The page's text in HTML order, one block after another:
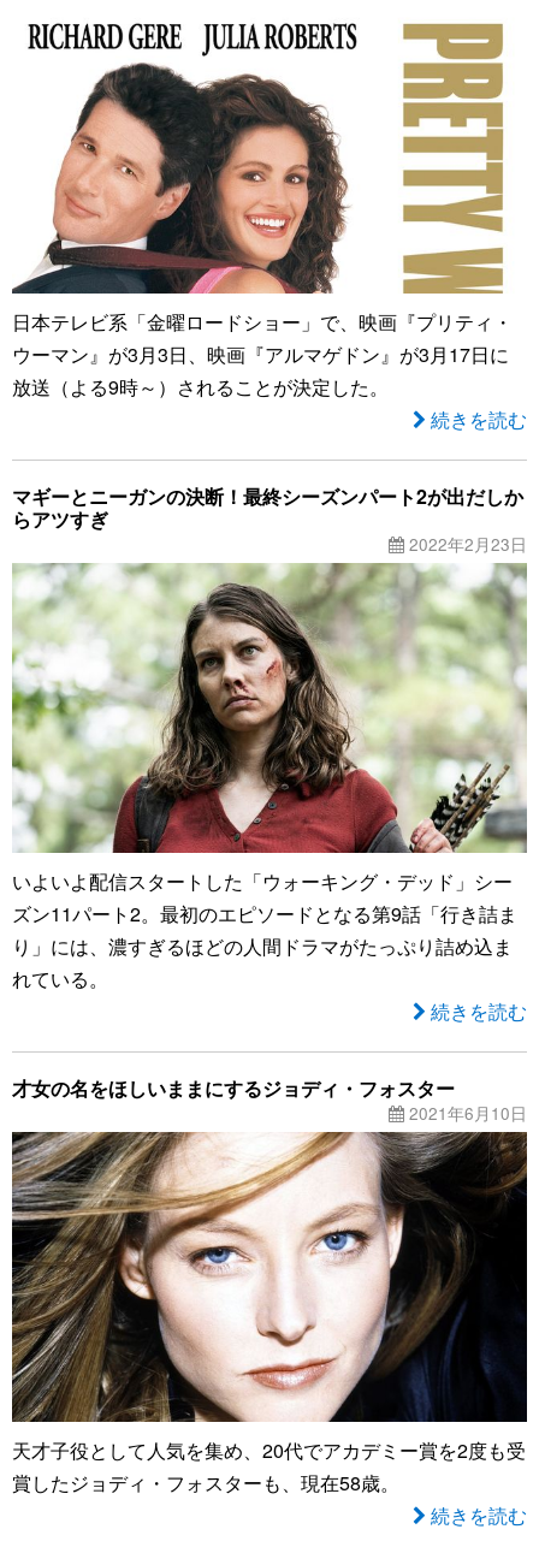
日本テレビ系「金曜ロードショー」で、映画『プリティ・
ウーマン』が3月3日、映画『アルマゲドン』が3月17日に
放送（よる9時～）されることが決定した。
続きを読む
マギーとニーガンの決断！最終シーズンパート2が出だしか
らアツすぎ
2022年2月23日
いよいよ配信スタートした「ウォーキング・デッド」シー
ズン11パート2。最初のエピソードとなる第9話「行き詰ま
り」には、濃すぎるほどの人間ドラマがたっぷり詰め込ま
れている。
続きを読む
才女の名をほしいままにするジョディ・フォスター
2021年6月10日
天才子役として人気を集め、20代でアカデミー賞を2度も受
賞したジョディ・フォスターも、現在58歳。
続きを読む